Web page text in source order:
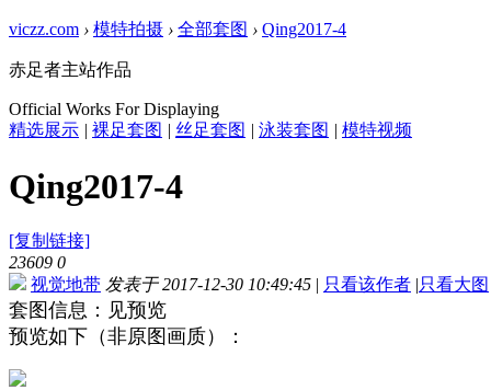
viczz.com › 模特拍摄 › 全部套图 › Qing2017-4
赤足者主站作品
Official Works For Displaying
精选展示 | 裸足套图 | 丝足套图 | 泳装套图 | 模特视频
Qing2017-4
[复制链接]
23609 0
视觉地带 发表于 2017-12-30 10:49:45 | 只看该作者 |只看大图
套图信息：见预览
预览如下（非原图画质）：